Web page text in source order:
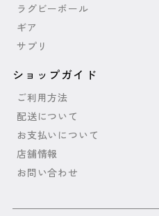
ラグビーボール
ギア
サプリ
ショップガイド
ご利用方法
配送について
お支払いについて
店舗情報
お問い合わせ